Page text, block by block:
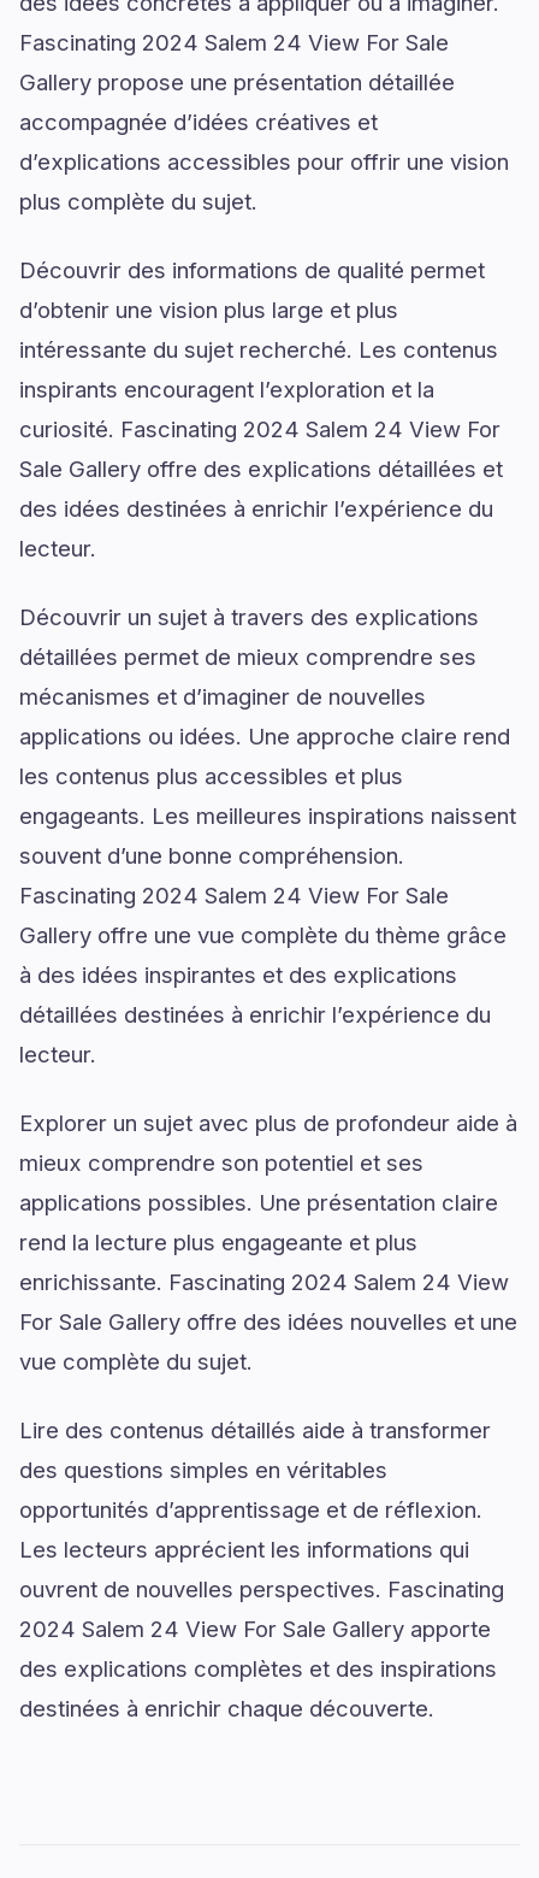
Fascinating 2024 Salem 24 View For Sale
Gallery propose une présentation détaillée
accompagnée d’idées créatives et
d’explications accessibles pour offrir une vision
plus complète du sujet.
Découvrir des informations de qualité permet
d’obtenir une vision plus large et plus
intéressante du sujet recherché. Les contenus
inspirants encouragent l’exploration et la
curiosité. Fascinating 2024 Salem 24 View For
Sale Gallery offre des explications détaillées et
des idées destinées à enrichir l’expérience du
lecteur.
Découvrir un sujet à travers des explications
détaillées permet de mieux comprendre ses
mécanismes et d’imaginer de nouvelles
applications ou idées. Une approche claire rend
les contenus plus accessibles et plus
engageants. Les meilleures inspirations naissent
souvent d’une bonne compréhension.
Fascinating 2024 Salem 24 View For Sale
Gallery offre une vue complète du thème grâce
à des idées inspirantes et des explications
détaillées destinées à enrichir l’expérience du
lecteur.
Explorer un sujet avec plus de profondeur aide à
mieux comprendre son potentiel et ses
applications possibles. Une présentation claire
rend la lecture plus engageante et plus
enrichissante. Fascinating 2024 Salem 24 View
For Sale Gallery offre des idées nouvelles et une
vue complète du sujet.
Lire des contenus détaillés aide à transformer
des questions simples en véritables
opportunités d’apprentissage et de réflexion.
Les lecteurs apprécient les informations qui
ouvrent de nouvelles perspectives. Fascinating
2024 Salem 24 View For Sale Gallery apporte
des explications complètes et des inspirations
destinées à enrichir chaque découverte.